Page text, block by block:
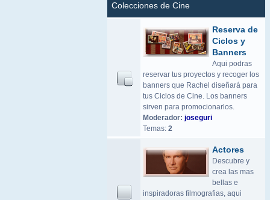
Colecciones de Cine
Reserva de
Ciclos y
Banners
Aqui podras
reservar tus proyectos y recoger los
banners que Rachel diseñará para
tus Ciclos de Cine. Los banners
sirven para promocionarlos.
Moderador: joseguri
Temas: 2
Actores
Descubre y
crea las mas
bellas e
inspiradoras filmografias, aqui